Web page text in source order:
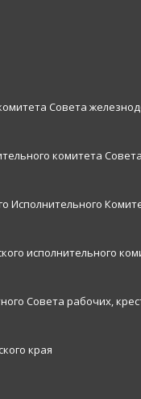
Совета
комитета
Исполнительного
исполнительного
Совета рабочих,
края